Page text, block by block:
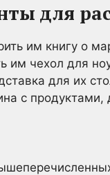
для
им книгу о
им чехол для
для их
с продуктами,